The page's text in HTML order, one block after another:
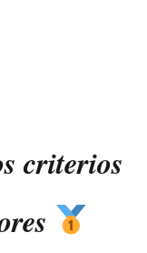
criterios